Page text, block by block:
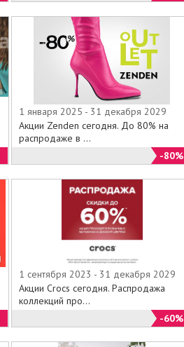
1 января 2025 - 31 декабря 2029
Акции Zenden сегодня. До 80% на
распродаже в ...
-80%
1 сентября 2023 - 31 декабря 2029
Акции Crocs сегодня. Распродажа
коллекций про...
-60%